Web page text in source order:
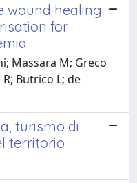
wound healing
for
Massara M; Greco
Butrico L; de
turismo di
territorio